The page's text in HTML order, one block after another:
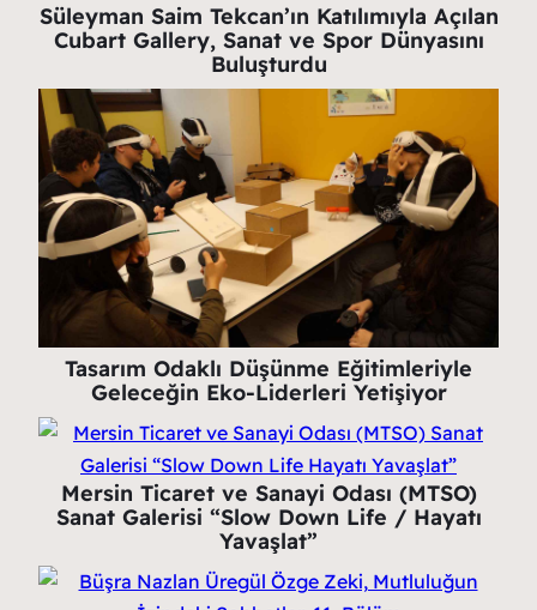
Süleyman Saim Tekcan’ın Katılımıyla Açılan
Cubart Gallery, Sanat ve Spor Dünyasını
Buluşturdu
Tasarım Odaklı Düşünme Eğitimleriyle
Geleceğin Eko-Liderleri Yetişiyor
Mersin Ticaret ve Sanayi Odası (MTSO)
Sanat Galerisi “Slow Down Life / Hayatı
Yavaşlat”